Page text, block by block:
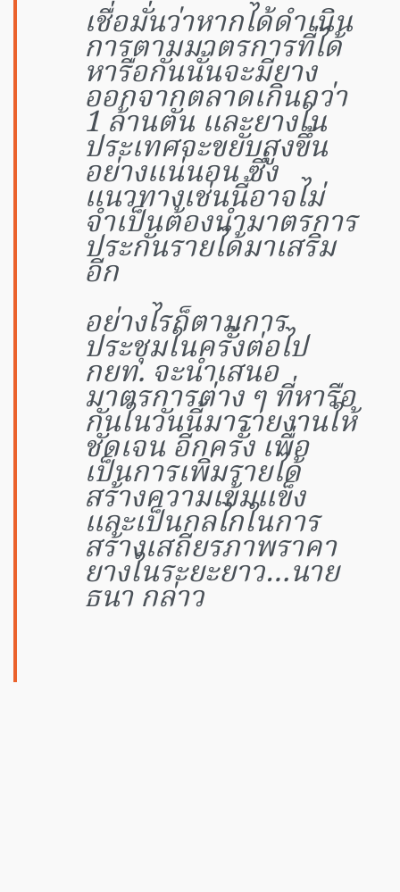
เชื่อมั่นว่าหากได้ดำเนิน
การตามมาตรการที่ได้
หารือกันนั้นจะมียาง
ออกจากตลาดเกินกว่า
1 ล้านตัน และยางใน
ประเทศจะขยับสูงขึ้น
อย่างแน่นอน ซึ่ง
แนวทางเช่นนี้อาจไม่
จำเป็นต้องนำมาตรการ
ประกันรายได้มาเสริม
อีก
อย่างไรก็ตามการ
ประชุมในครั้งต่อไป
กยท. จะนำเสนอ
มาตรการต่าง ๆ ที่หารือ
กันในวันนี้มารายงานให้
ชัดเจน อีกครั้ง เพื่อ
เป็นการเพิ่มรายได้
สร้างความเข้มแข็ง
และเป็นกลไกในการ
สร้างเสถียรภาพราคา
ยางในระยะยาว…นาย
ธนา กล่าว